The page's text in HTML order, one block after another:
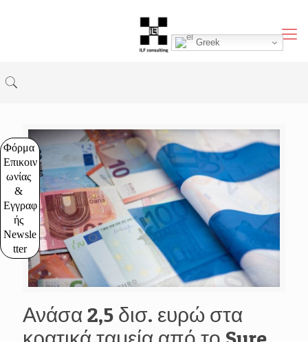
Φόρμα
Επικοιν
ωνίας
&
Εγγραφ
ής
Newsle
tter
Ανάσα 2,5 δισ. ευρώ στα
Greek